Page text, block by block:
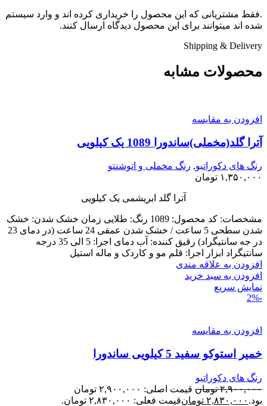
.فقط مشتریانی که این محصول را خریداری کرده اند و وارد سیستم
شده اند میتوانند برای این محصول دیدگاه ارسال کنند.
Shipping & Delivery
محصولات مشابه
افزودن به مقایسه
آترا گلد(مخملی)ساندورا 1089 یک کیلویی
رنگ های دکوراتیو, رنگ مخملی و اتوشنتو
۱,۳۵۰,۰۰۰ تومان
آترا گلد ابریشمی یک کیلویی
مشخصات: کد محصول: 1089 رنگ: طلایی زمان خشک شدن: خشک
شدن سطحی 5 ساعت / خشک شدن عمقی 24 ساعت (در دمای 23
در جه سانتیگراد) رقیق کننده: آب دمای اجرا: 5 الی 35 درجه
سانتیگراد ابزار اجرا: قلم مو و کاردک و ماله استیل
افزودن به علاقه مندی
افزودن به سبد خرید
نمایش سریع
-2%
افزودن به مقایسه
خمیر استوکو سفید 5 کیلویی ساندورا
رنگ های دکوراتیو
۲,۹۰۰,۰۰۰ تومان
قیمت اصلی: ۲,۹۰۰,۰۰۰ تومان
بود. ۲,۸۳۰,۰۰۰ تومانقیمت فعلی: ۲,۸۳۰,۰۰۰ تومان.